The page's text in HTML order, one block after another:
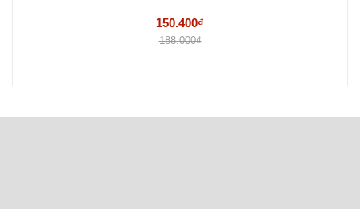
150.400₫
188.000₫